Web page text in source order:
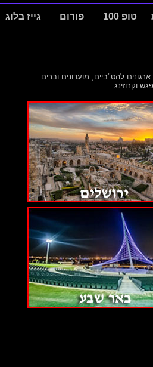
טופ 100 פורום גייז בלוג
להט"ביים, מועדונים וברים